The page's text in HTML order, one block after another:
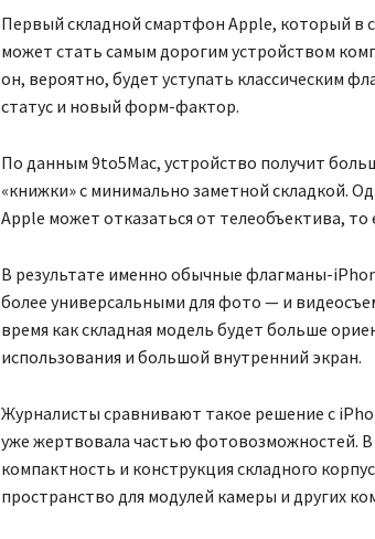
Первый складной смартфон Apple, который в
может стать самым дорогим устройством
он, вероятно, будет уступать классическим
статус и новый форм-фактор.
По данным 9to5Mac, устройство получит
«книжки» с минимально заметной складкой.
Apple может отказаться от телеобъектива,
В результате именно обычные флагманы-
более универсальными для фото — и
время как складная модель будет больше
использования и большой внутренний экран.
Журналисты сравнивают такое решение с
уже жертвовала частью фотовозможностей. В
компактность и конструкция складного
пространство для модулей камеры и других